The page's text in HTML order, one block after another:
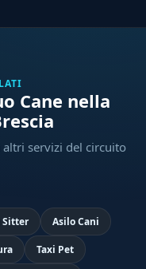
Cane nella
altri servizi del circuito
Sitter Asilo Cani
Taxi Pet